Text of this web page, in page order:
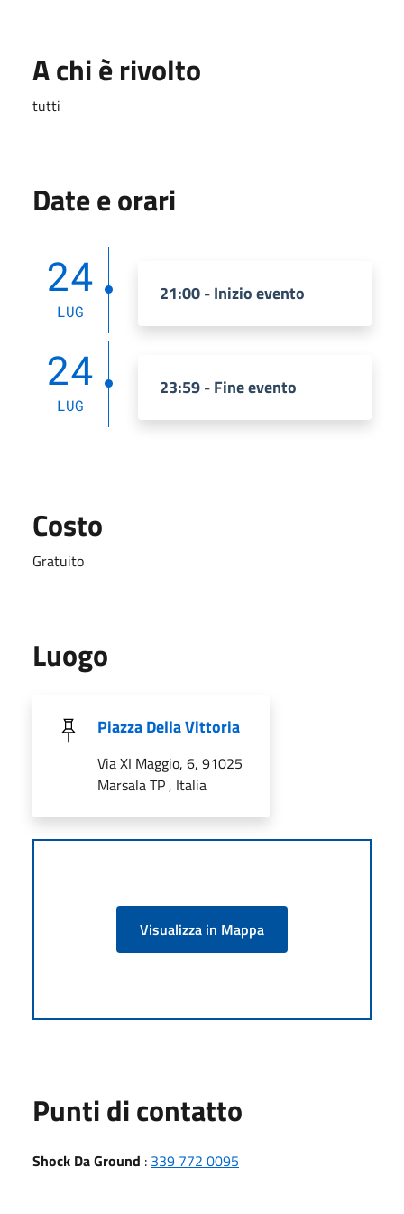
A chi è rivolto
tutti
Date e orari
24
LUG
21:00 - Inizio evento
24
LUG
23:59 - Fine evento
Costo
Gratuito
Luogo
Piazza Della Vittoria
Via XI Maggio, 6, 91025
Marsala TP , Italia
Visualizza in Mappa
Punti di contatto
Shock Da Ground : 339 772 0095